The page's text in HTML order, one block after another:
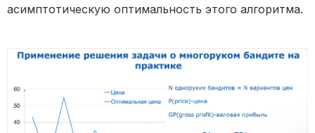
асимптотическую оптимальность этого алгоритма.